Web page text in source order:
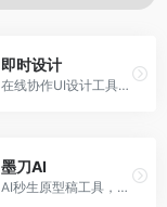
即时设计
在线协作UI设计工具，整合AI设计功能。面向设计师和产品团队，提供界面设计、原型制作、设计资源库等服务，国产协作设计平台。
墨刀AI
AI秒生原型稿工具，专注于快速原型设计。面向产品经理和设计师，提供原型生成、交互设计、团队协作等服务，原型制作效率高。